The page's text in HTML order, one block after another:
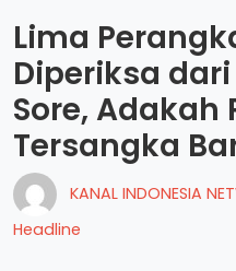
Lima
Diperiksa
Sore, Adakah
Tersangka
KANAL INDONESIA
Headline